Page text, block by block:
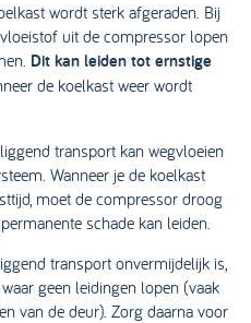
wordt sterk afgeraden. Bij
uit de compressor lopen
Dit kan leiden tot ernstige
de koelkast weer wordt
transport kan wegvloeien
Wanneer je de koelkast
moet de compressor droog
schade kan leiden.
transport onvermijdelijk is,
geen leidingen lopen (vaak
van de deur). Zorg daarna voor